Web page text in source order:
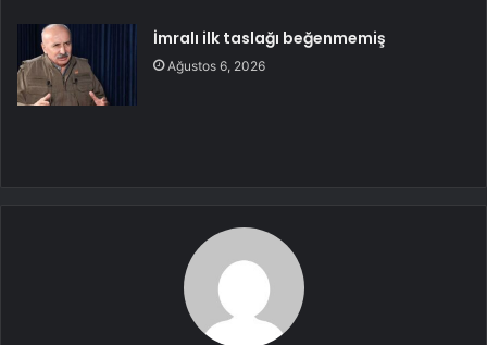
İmralı ilk taslağı beğenmemiş
Ağustos 6, 2026